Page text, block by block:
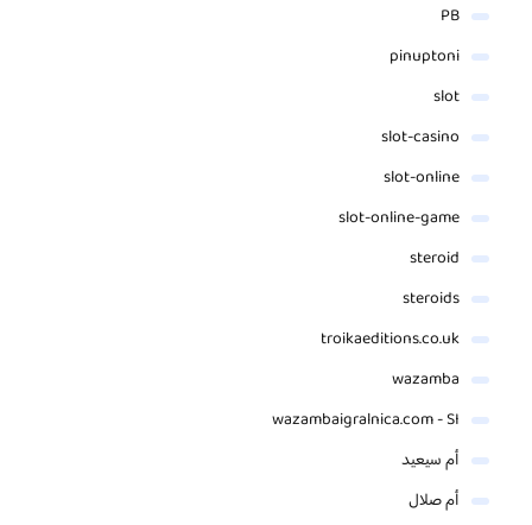
PB
pinuptoni
slot
slot-casino
slot-online
slot-online-game
steroid
steroids
troikaeditions.co.uk
wazamba
wazambaigralnica.com - SI
أم سيعيد
أم صلال